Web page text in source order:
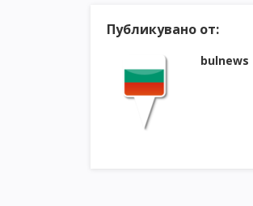
Публикувано от:
bulnews